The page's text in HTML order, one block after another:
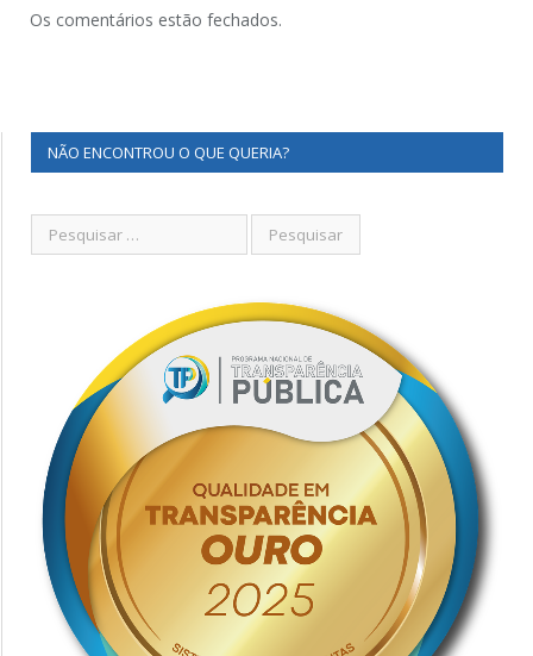
Os comentários estão fechados.
NÃO ENCONTROU O QUE QUERIA?